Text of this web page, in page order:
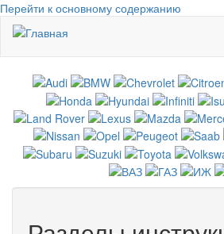
Перейти к основному содержанию